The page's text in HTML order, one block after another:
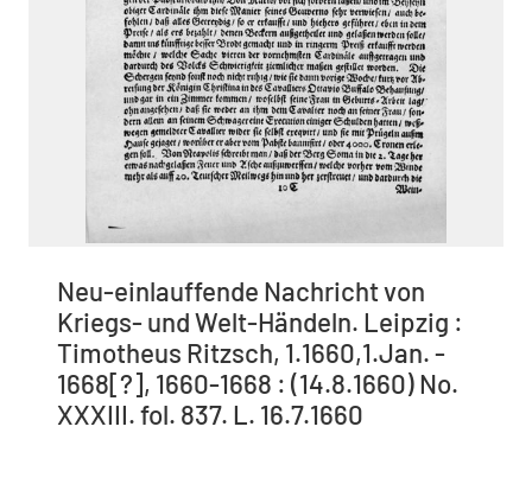
Neu-einlauffende Nachricht von
Kriegs- und Welt-Händeln. Leipzig :
Timotheus Ritzsch, 1.1660,1.Jan. -
1668[?], 1660-1668 : (14.8.1660) No.
XXXIII. fol. 837. L. 16.7.1660